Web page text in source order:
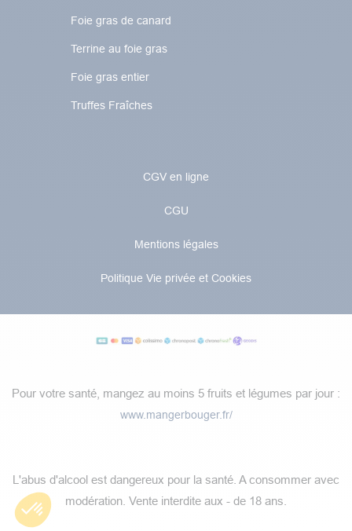
Foie gras de canard
Terrine au foie gras
Foie gras entier
Truffes Fraîches
CGV en ligne
CGU
Mentions légales
Politique Vie privée et Cookies
Pour votre santé, mangez au moins 5 fruits et légumes par jour :
www.mangerbouger.fr/
​L'abus d'alcool est dangereux pour la santé. A consommer avec
modération.​​ Vente interdite aux - de 18 ans.​​